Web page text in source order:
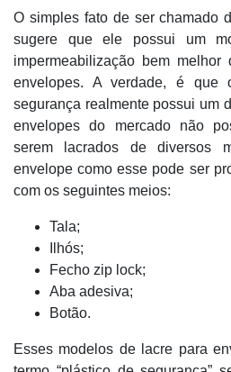
O simples fato de ser chamado
sugere que ele possui um
impermeabilização bem
envelopes. A verdade, é que
segurança realmente possui um
envelopes do mercado não
serem lacrados de diversos
envelope como esse pode ser
com os seguintes meios:
Tala;
Ilhós;
Fecho zip lock;
Aba adesiva;
Botão.
Esses modelos de lacre para